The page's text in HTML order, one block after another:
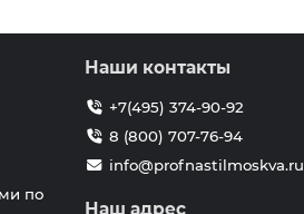
по
Наши контакты
+7(495) 374-90-92
8 (800) 707-76-94
info@profnastilmoskva.ru
Наш адрес